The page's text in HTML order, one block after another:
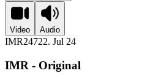
Video Audio
IMR24722. Jul 24
IMR - Original